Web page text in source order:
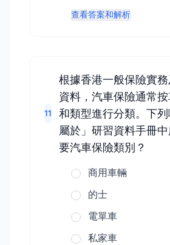
查看答案和解析
11
根據香港一般保險實
資料，汽車保險通常
和類型進行分類。下
屬於」研習資料手冊
要汽車保險類別？
商用車輛
的士
電單車
私家車